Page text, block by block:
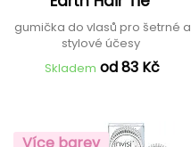
gumička do vlasů pro šetrné a
stylové účesy
Skladem od 83 Kč